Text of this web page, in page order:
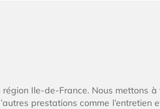
Ile-de-France. Nous mettons à
prestations comme l’entretien